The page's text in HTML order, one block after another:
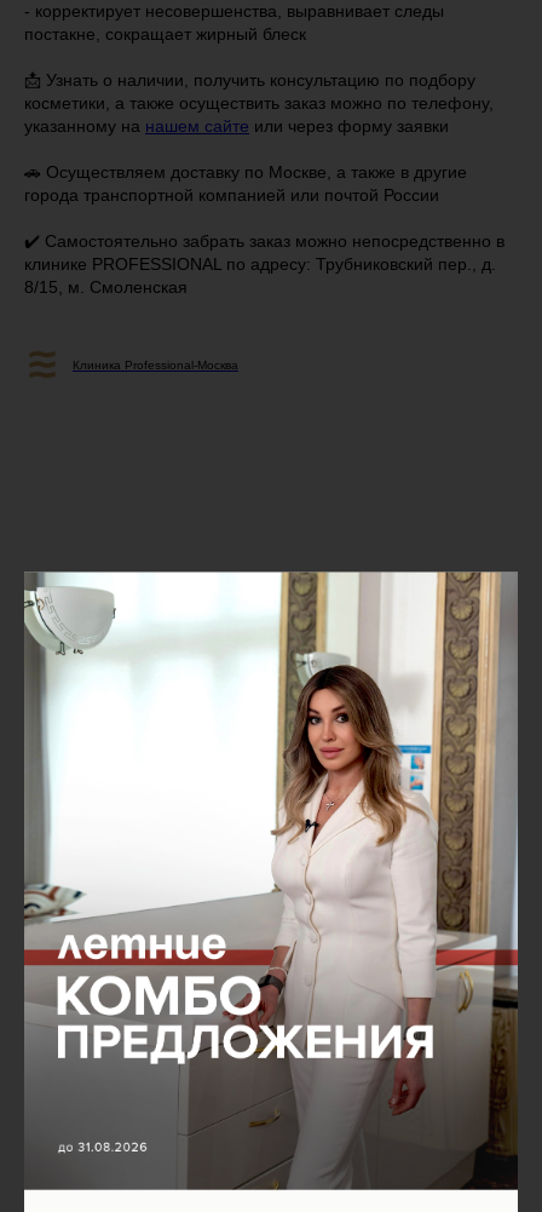
- корректирует несовершенства, выравнивает следы
постакне, сокращает жирный блеск
📩 Узнать о наличии, получить консультацию по подбору
косметики, а также осуществить заказ можно по телефону,
указанному на нашем сайте или через форму заявки
🚗 Осуществляем доставку по Москве, а также в другие
города транспортной компанией или почтой России
✔️ Самостоятельно забрать заказ можно непосредственно в
клинике PROFESSIONAL по адресу: Трубниковский пер., д.
8/15, м. Смоленская
Клиника Professional-Москва